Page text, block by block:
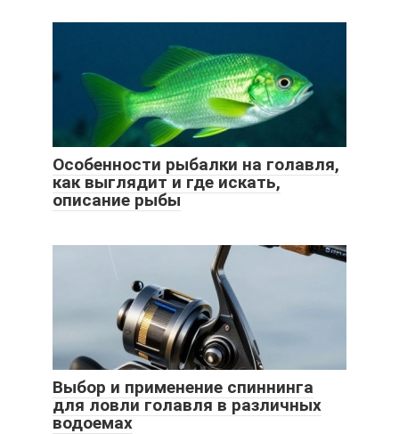
Особенности рыбалки на голавля,
как выглядит и где искать,
описание рыбы
Выбор и применение спиннинга
для ловли голавля в различных
водоемах